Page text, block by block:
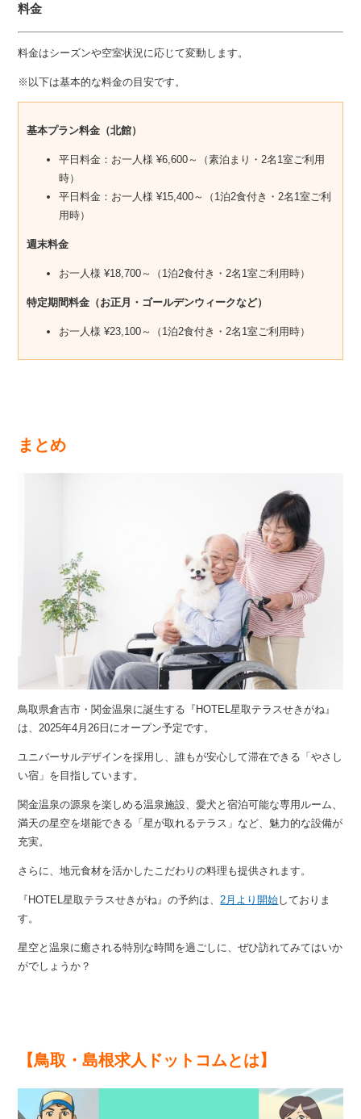
料金
料金はシーズンや空室状況に応じて変動します。
※以下は基本的な料金の目安です。
基本プラン料金（北館）
平日料金：お一人様 ¥6,600～（素泊まり・2名1室ご利用
時）
平日料金：お一人様 ¥15,400～（1泊2食付き・2名1室ご利
用時）
週末料金
お一人様 ¥18,700～（1泊2食付き・2名1室ご利用時）
特定期間料金（お正月・ゴールデンウィークなど）
お一人様 ¥23,100～（1泊2食付き・2名1室ご利用時）
まとめ
鳥取県倉吉市・関金温泉に誕生する『HOTEL星取テラスせきがね』
は、2025年4月26日にオープン予定です。
ユニバーサルデザインを採用し、誰もが安心して滞在できる「やさし
い宿」を目指しています。
関金温泉の源泉を楽しめる温泉施設、愛犬と宿泊可能な専用ルーム、
満天の星空を堪能できる「星が取れるテラス」など、魅力的な設備が
充実。
さらに、地元食材を活かしたこだわりの料理も提供されます。
『HOTEL星取テラスせきがね』の予約は、2月より開始しておりま
す。
星空と温泉に癒される特別な時間を過ごしに、ぜひ訪れてみてはいか
がでしょうか？
【鳥取・島根求人ドットコムとは】